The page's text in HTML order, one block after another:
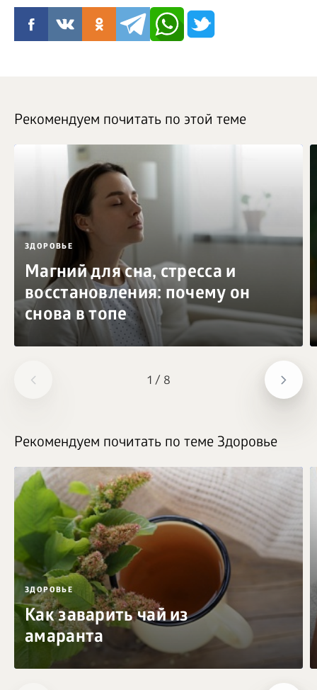
1 / 8
Рекомендуем почитать по этой теме
ЗДОРОВЬЕ
Магний для сна, стресса и
восстановления: почему он
снова в топе
Рекомендуем почитать по теме Здоровье
ЗДОРОВЬЕ
Как заварить чай из
амаранта